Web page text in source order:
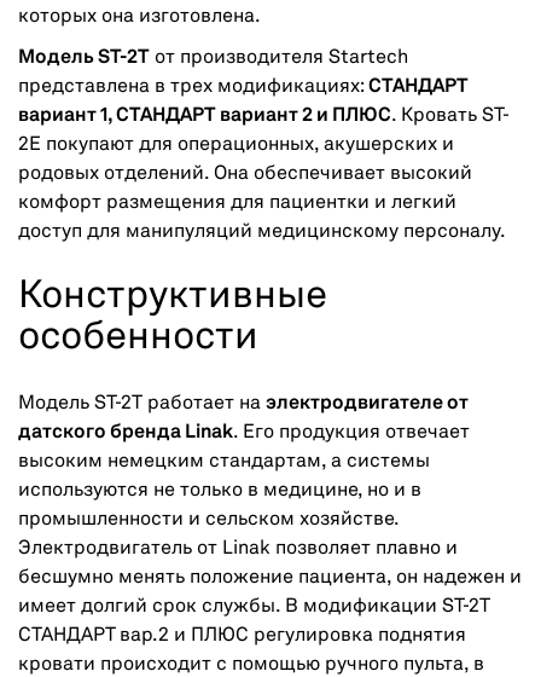
которых она изготовлена.
Модель ST-2T от производителя Startech
представлена в трех модификациях: СТАНДАРТ
вариант 1, СТАНДАРТ вариант 2 и ПЛЮС. Кровать ST-
2E покупают для операционных, акушерских и
родовых отделений. Она обеспечивает высокий
комфорт размещения для пациентки и легкий
доступ для манипуляций медицинскому персоналу.
Конструктивные
особенности
Модель ST-2T работает на электродвигателе от
датского бренда Linak. Его продукция отвечает
высоким немецким стандартам, а системы
используются не только в медицине, но и в
промышленности и сельском хозяйстве.
Электродвигатель от Linak позволяет плавно и
бесшумно менять положение пациента, он надежен и
имеет долгий срок службы. В модификации ST-2T
СТАНДАРТ вар.2 и ПЛЮС регулировка поднятия
кровати происходит с помощью ручного пульта, в